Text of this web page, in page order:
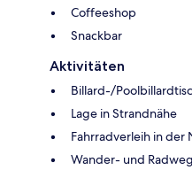
Coffeeshop
Snackbar
Aktivitäten
Billard-/
Lage in Strandnähe
Fahrradverleih in der
Wander- und